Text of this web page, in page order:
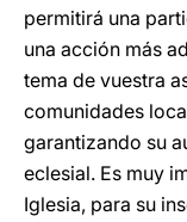
permitirá una
una acción más
tema de vuestra
comunidades
garantizando su
eclesial. Es muy
Iglesia, para su